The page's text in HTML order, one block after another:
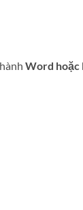
Word hoặc